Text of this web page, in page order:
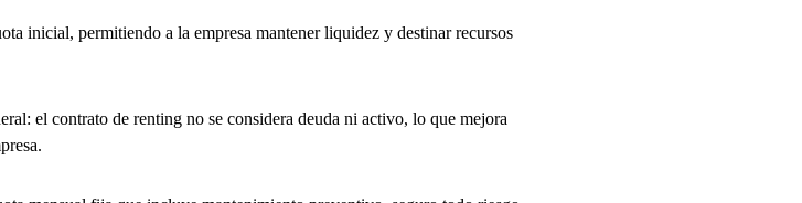
inicial, permitiendo a la empresa mantener liquidez y destinar recursos
el contrato de renting no se considera deuda ni activo, lo que mejora